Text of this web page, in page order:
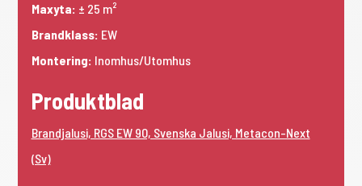
Maxyta: ± 25 m²
Brandklass: EW
Montering: Inomhus/Utomhus
Produktblad
Brandjalusi, RGS EW 90, Svenska Jalusi, Metacon-Next
(Sv)